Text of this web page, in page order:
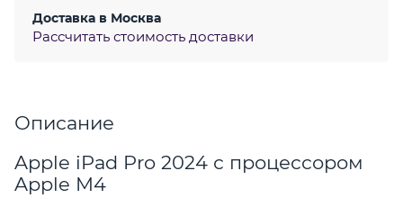
Доставка в Москва
Рассчитать стоимость доставки
Описание
Apple iPad Pro 2024 с процессором
Apple M4